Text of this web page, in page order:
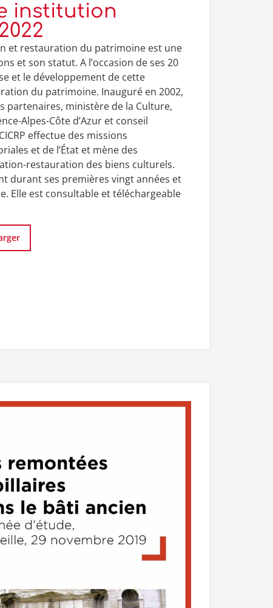
institution
et restauration du patrimoine est une
et son statut. A l’occasion de ses 20
et le développement de cette
du patrimoine. Inauguré en 2002,
partenaires, ministère de la Culture,
Alpes-Côte d’Azur et conseil
effectue des missions
et de l’État et mène des
restauration des biens culturels.
durant ses premières vingt années et
Elle est consultable et téléchargeable